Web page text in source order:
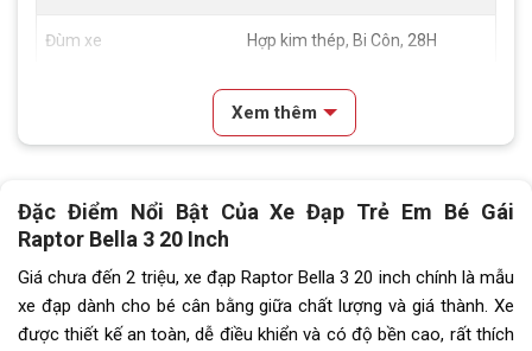
Đùm xe Hợp kim thép, Bi Côn, 28H
Hợp kim thép
Lốp xe 20x2.125
Tăng tốc trước (Gạt
đĩa)
Tăng tốc sau (Gạt líp) N/A
Xem thêm
Đặc Điểm Nổi Bật Của Xe Đạp Trẻ Em Bé Gái
Raptor Bella 3 20 Inch
Giá chưa đến 2 triệu, xe đạp Raptor Bella 3 20 inch chính là mẫu
xe đạp dành cho bé cân bằng giữa chất lượng và giá thành. Xe
được thiết kế an toàn, dễ điều khiển và có độ bền cao, rất thích